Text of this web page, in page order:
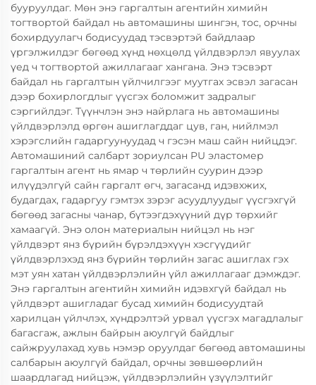
бууруулдаг. Мөн энэ гаргалтын агентийн химийн
тогтвортой байдал нь автомашины шингэн, тос, орчны
бохирдуулагч бодисуудад тэсвэртэй байдлаар
үргэлжилдэг бөгөөд хүнд нөхцөлд үйлдвэрлэл явуулах
үед ч тогтвортой ажиллагааг хангана. Энэ тэсвэрт
байдал нь гаргалтын үйлчилгээг муутгах эсвэл загасан
дээр бохирлогдлыг үүсгэх боломжит задралыг
сэргийлдэг. Түүнчлэн энэ найрлага нь автомашины
үйлдвэрлэлд өргөн ашиглагддаг цув, ган, нийлмэл
хэрэгслийн гадаргуунуудад ч гэсэн маш сайн нийцдэг.
Автомашиний салбарт зориулсан PU эластомер
гаргалтын агент нь ямар ч төрлийн суурин дээр
илүүдэлгүй сайн гаргалт өгч, загасанд идэвхжих,
будагдах, гадаргуу гэмтэх зэрэг асуудлуудыг үүсгэхгүй
бөгөөд загасны чанар, бүтээгдэхүүний дүр төрхийг
хамаагүй. Энэ олон материалын нийцэл нь нэг
үйлдвэрт янз бүрийн бүрэлдэхүүн хэсгүүдийг
үйлдвэрлэхэд янз бүрийн төрлийн загас ашиглах гэх
мэт уян хатан үйлдвэрлэлийн үйл ажиллагааг дэмждэг.
Энэ гаргалтын агентийн химийн идэвхгүй байдал нь
үйлдвэрт ашигладаг бусад химийн бодисуудтай
харилцан үйлчлэх, хүндрэлтэй урвал үүсгэх магадлалыг
багасгаж, ажлын байрын аюулгүй байдлыг
сайжруулахад хувь нэмэр оруулдаг бөгөөд автомашины
салбарын аюулгүй байдал, орчны зөвшөөрлийн
шаардлагад нийцэж, үйлдвэрлэлийн үзүүлэлтийг